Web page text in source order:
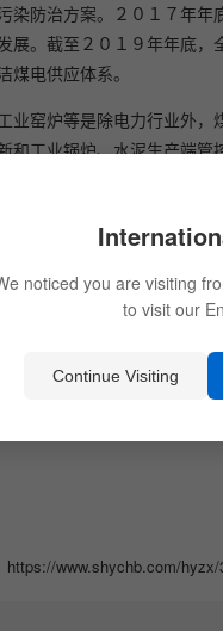
防治方案。２０１７年
展。截至２０１９年年底
电供应体系。
窑炉等是除电力行业外
工业锅炉、水泥生产端
排放标准，并加强了排放
，２０１９年钢铁行业
见，ＳＣＲ脱硝技术正在
Ｒ）、选择性非催化还原
ｍｏｎｅｓｋｉ电厂，
处理设备紧凑、运行可靠
受使用寿命的影响，一
属有害成分），也是一
www.shychb.com/
noticed you are visiting
to visit our
Continue Visiting